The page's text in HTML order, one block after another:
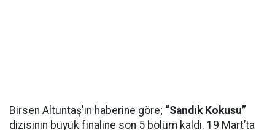
Birsen Altuntaş'ın haberine göre; “Sandık Kokusu”
dizisinin büyük finaline son 5 bölüm kaldı. 19 Mart’ta